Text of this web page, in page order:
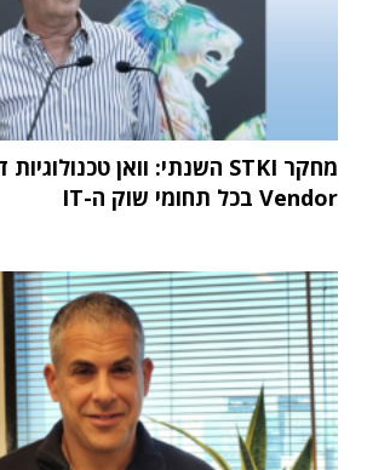
Vendor בכל תחומי שוק ה-IT